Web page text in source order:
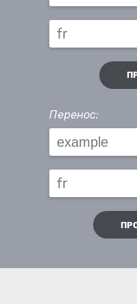
Перенос: